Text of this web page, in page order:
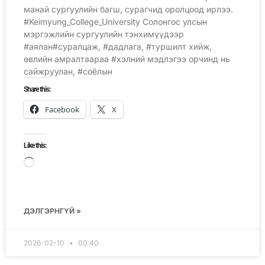
манай сургуулийн багш, сурагчид оролцоод ирлээ.
#Keimyung_College_University Солонгос улсын
мэргэжлийн сургуулийн тэнхимүүдээр
#аялан#суралцаж, #дадлага, #туршилт хийж,
өвлийн амралтаараа #хэлний мэдлэгээ орчинд нь
сайжруулан, #соёлын
Share this:
Facebook X
Like this:
ДЭЛГЭРНГҮЙ »
2026-02-10 00:40